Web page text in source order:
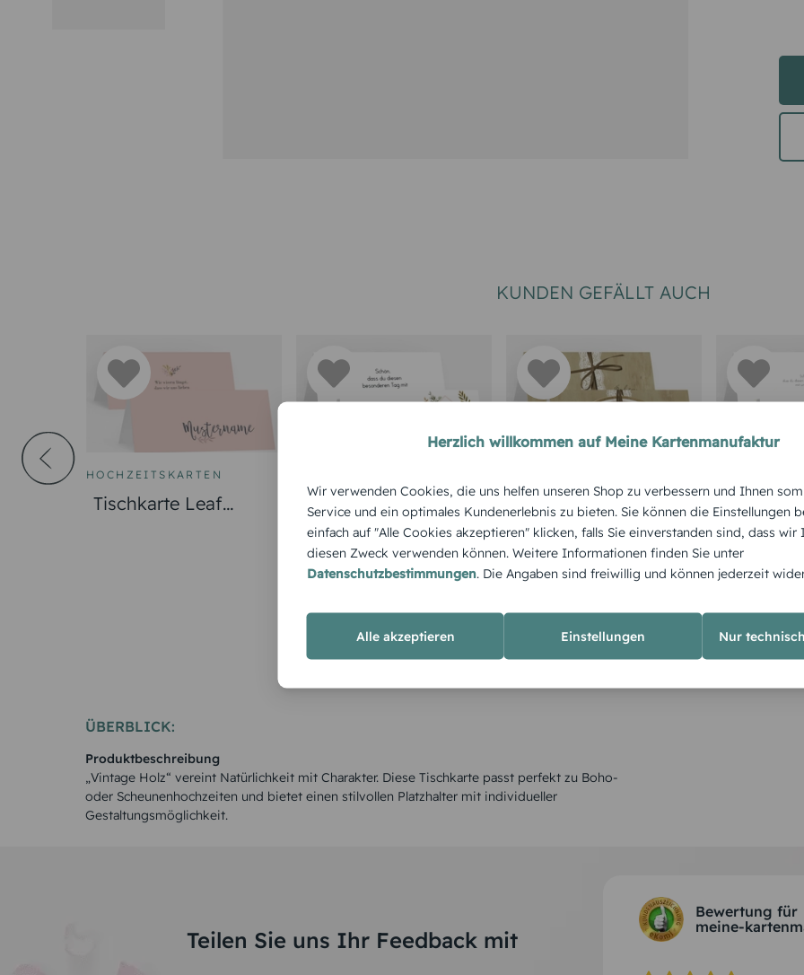
KUNDEN GEFÄLLT AUCH
HOCHZEITSKARTEN
Tischkarte Leaf
Tischkarte Farn
Tischkarte Vintage
Lace
Band
ÜBERBLICK:
Produktbeschreibung
„Vintage Holz“ vereint Natürlichkeit mit Charakter. Diese Tischkarte passt perfekt zu Boho-
oder Scheunenhochzeiten und bietet einen stilvollen Platzhalter mit individueller
Gestaltungsmöglichkeit.
Teilen Sie uns Ihr Feedback mit
Bewertung für
meine-
Herzlich willkommen auf Meine Kartenmanufaktur
Wir verwenden Cookies, die uns helfen unseren Shop zu verbessern und Ihnen
Service und ein optimales Kundenerlebnis zu bieten. Sie können die Einstellungen
einfach auf "Alle Cookies akzeptieren" klicken, falls Sie einverstanden sind, dass
diesen Zweck verwenden können. Weitere Informationen finden Sie unter
Datenschutzbestimmungen. Die Angaben sind freiwillig und können jederzeit
Alle akzeptieren Einstellungen Nur